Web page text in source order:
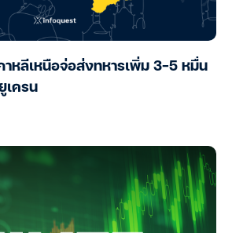
กาหลีเหนือจ่อส่งทหารเพิ่ม 3-5 หมื่น
เครน